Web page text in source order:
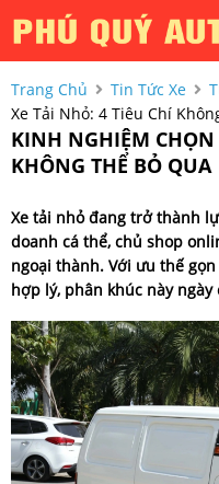
Trang Chủ Tin Tức Xe
Xe Tải Nhỏ: 4 Tiêu Chí
KINH NGHIỆM
KHÔNG THỂ BỎ QUA
Xe tải nhỏ đang trở thành
doanh cá thể, chủ shop
ngoại thành. Với ưu thế
hợp lý, phân khúc này